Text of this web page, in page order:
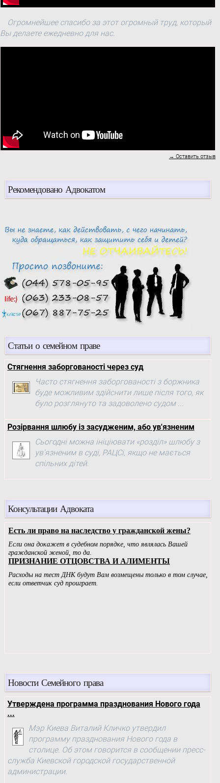
Огромнейшее спасибо за этот огромный труд, который
Вы делаете ежедневно для нас.
→ Оставить отзыв
Рекомендовано Адвокатом
Статьи о семейном праве
Стягнення заборгованості через суд
Часто стягнення заборгованості з боржника
буде можливим здійснити лише після того, як
було розглянуто та задоволено судом ...
Розірвання шлюбу із засудженим, або ув'язненим
Сьогодні можна ініціювати «розділ» шлюбу з
ув'язненим в суді, РАЦСі, якщо не мається
спільних дітей.
Консультации Адвоката
Новости Семейного права
Утверждена программа празднования Нового года
...
Мэр Киева Виталий Кличко утвердил
программу празднования Нового года в
столице. Об этом говорится в сообщении пресс-
служба Киевской городской государственной
администрации.